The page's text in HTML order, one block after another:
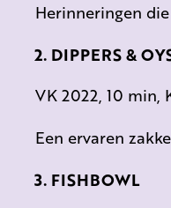
Herinneringen
DIPPERS &
VK 2022, 10 min,
Een ervaren
FISHBOWL